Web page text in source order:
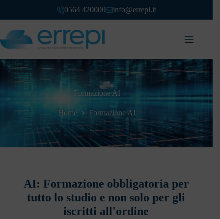
0564 420000 info@errepi.it
Formazione AI
Home Formazione AI
AI: Formazione obbligatoria per
tutto lo studio e non solo per gli
iscritti all'ordine